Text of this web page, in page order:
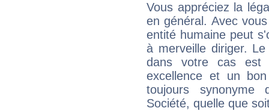
Vous appréciez la
en général. Avec
entité humaine peut
à merveille diriger.
dans votre cas est
excellence et un
toujours synonyme
Société, quelle que